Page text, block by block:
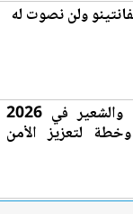
ولن نصوت له
والشعي ر في 2026
وخطة لتعزيز الأمن